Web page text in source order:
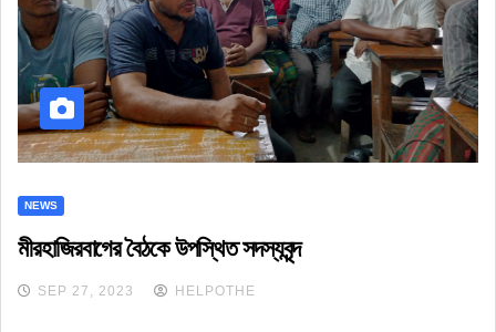
NEWS
মীরহাজিরবাগের বৈঠকে উপস্থিত সদস্যবৃন্দ
SEP 27, 2023 HELPOTHE